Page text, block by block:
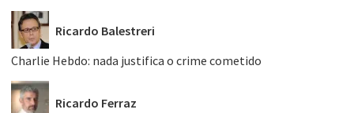
Ricardo Balestreri
Charlie Hebdo: nada justifica o crime cometido
Ricardo Ferraz